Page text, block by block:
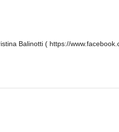
Balinotti ( https://